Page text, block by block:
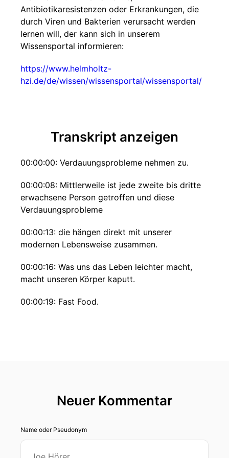
Antibiotikaresistenzen oder Erkrankungen, die
durch Viren und Bakterien verursacht werden
lernen will, der kann sich in unserem
Wissensportal informieren:
https://www.helmholtz-
hzi.de/de/wissen/wissensportal/wissensportal/
Transkript anzeigen
00:00:00: Verdauungsprobleme nehmen zu.
00:00:08: Mittlerweile ist jede zweite bis dritte
erwachsene Person getroffen und diese
Verdauungsprobleme
00:00:13: die hängen direkt mit unserer
modernen Lebensweise zusammen.
00:00:16: Was uns das Leben leichter macht,
macht unseren Körper kaputt.
00:00:19: Fast Food.
00:00:26: Alles kann man sich nach Hause
liefern lassen.
00:00:29: Selbst den Wochen Einkauf.
00:00:30: Und wenn dann doch mal etwas
Neuer Kommentar
Name oder Pseudonym